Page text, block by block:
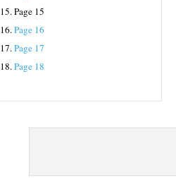
15.Page 15
16.Page 16
17.Page 17
18.Page 18